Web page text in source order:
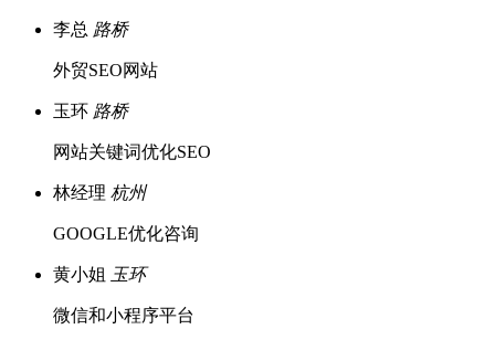
李总 路桥
外贸SEO网站
玉环 路桥
网站关键词优化SEO
林经理 杭州
GOOGLE优化咨询
黄小姐 玉环
微信和小程序平台